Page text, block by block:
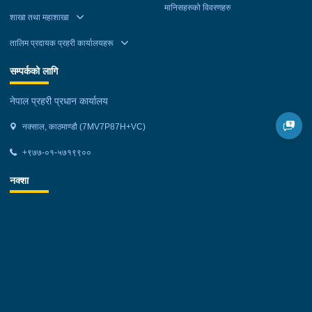
शाखा तथा महाशाखा
तालिम प्रदायक प्रहरी कार्यालयहरू
मानिसहरुको विवरणहरु
सम्पर्कको लागि
नेपाल प्रहरी प्रधान कार्यालय
नक्साल, काठमाण्डौ (7MV7P87H+VC)
+९७७-०१-५७१९९००
नक्शा